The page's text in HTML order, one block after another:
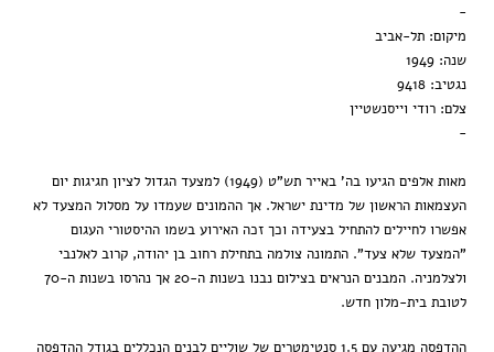
הדפסה בלבד
-
מיקום: תל-אביב
שנה: 1949
נגטיב: 9418
צלם: רודי וייסנשטיין
-
מאות אלפים הגיעו בה' באייר תש"ט (1949) למצעד הגדול לציון חגיגות יום
העצמאות הראשון של מדינת ישראל. אך ההמונים שעמדו על מסלול המצעד לא
אפשרו לחיילים להתחיל בצעידה וכך זכה האירוע בשמו ההיסטורי העגום
"המצעד שלא צעד". התמונה צולמה בתחילת רחוב בן יהודה, קרוב לאלנבי
ולצלמניה. המבנים הנראים בצילום נבנו בשנות ה-20 אך נהרסו בשנות ה-70
לטובת בית-מלון חדש.